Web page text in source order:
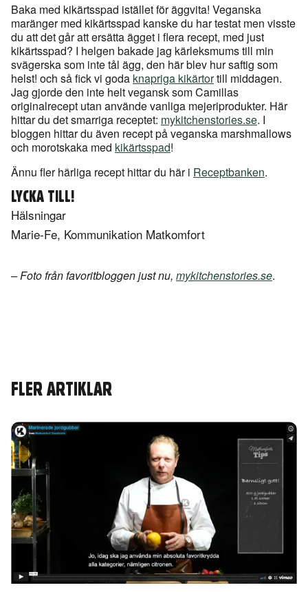
Baka med kikärtsspad istället för äggvita! Veganska
maränger med kikärtsspad kanske du har testat men visste
du att det går att ersätta ägget i flera recept, med just
kikärtsspad? I helgen bakade jag kärleksmums till min
svägerska som inte tål ägg, den här blev hur saftig som
helst! och så fick vi goda knapriga kikärtortill middagen.
Jag gjorde den inte helt vegansk som Camillas
originalrecept utan använde vanliga mejeriprodukter. Här
hittar du det smarriga receptet: mykitchenstories.se. I
bloggen hittar du även recept på veganska marshmallows
och morotskaka med kikärtsspad!
Ännu fler härliga recept hittar du här i Receptbanken.
LYCKA TILL!
Hälsningar
Marie-Fe, Kommunikation Matkomfort
– Foto från favoritbloggen just nu, mykitchenstories.se.
FLER ARTIKLAR